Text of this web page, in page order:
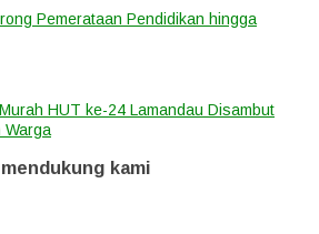
Pemerataan Pendidikan hingga
HUT ke-24 Lamandau Disambut
Warga
kami